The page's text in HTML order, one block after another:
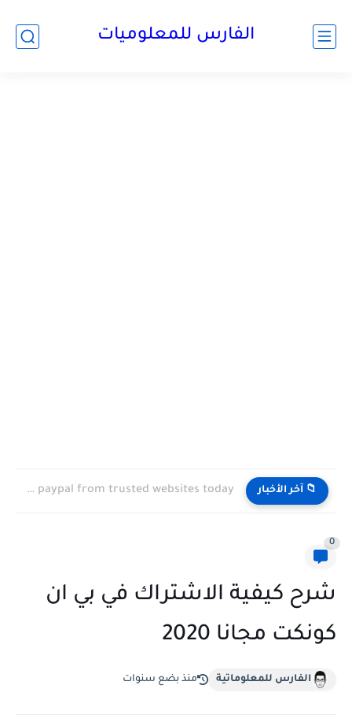
الفارس للمعلوميات
📁 آخر الأخبار Exchange Binance to paypal from trusted websites today
0
شرح كيفية الاشتراك في بي ان
كونكت مجانا 2020
الفارس للمعلوماتية منذ بضع سنوات